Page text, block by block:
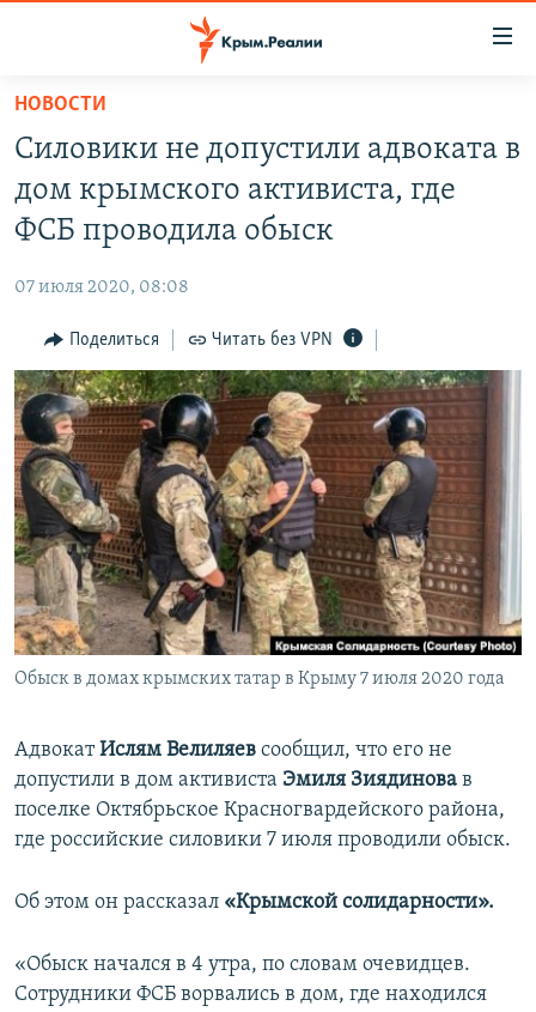
Вернуться
основному
содержанию
Вернутся
главной
Вернутся
поиску
ГРУЗ 200
11 ЛЕТ ОККУПАЦИИ КРЫМА. 11 ИСТОРИЙ СОПРОТИВЛЕНИЯ
ВОДА
ЕЩЕ
ИНТЕРАКТИВ
ИНФОГРАФИКА
ТЕЛЕПРОЕКТ КРЫМ.РЕАЛИИ
СОВЕТЫ ПРАВОЗАЩИТНИКОВ
ПРОПАВШИЕ БЕЗ ВЕСТИ
ПОБЕДИТЕЛЕЙ НЕ СУДЯТ?
КРЫМ.НЕПОКОРЕННЫЙ
ELIFBE
УКРАИНСКАЯ ПРОБЛЕМА КРЫМА
РАДІО СВОБОДА
КАК ОБОЙТИ БЛОКИРОВКУ
Українською
Qırımtatar
ПРИСОЕДИНЯЙТЕСЬ!
НОВОСТИ
Силовики не допустили адвоката в
дом крымского активиста, где
ФСБ проводила обыск
07 июля 2020, 08:08
Поделиться Читать без VPN
Обыск в домах крымских татар в Крыму 7 июля 2020 года
АдвокатИслям Велиляев сообщил, что его не
допустили в дом активиста Эмиля Зиядинова в
поселке Октябрьское Красногвардейского района,
где российские силовики 7 июля проводили обыск.
Об этом он рассказал «Крымской солидарности».
«Обыск начался в 4 утра, по словам очевидцев.
Сотрудники ФСБ ворвались в дом, где находился